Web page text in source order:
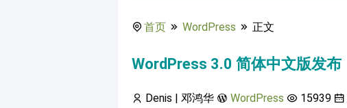
首页 WordPress 正文
WordPress 3.0 简体中文版发布
Denis | 邓鸿华 WordPress 15939